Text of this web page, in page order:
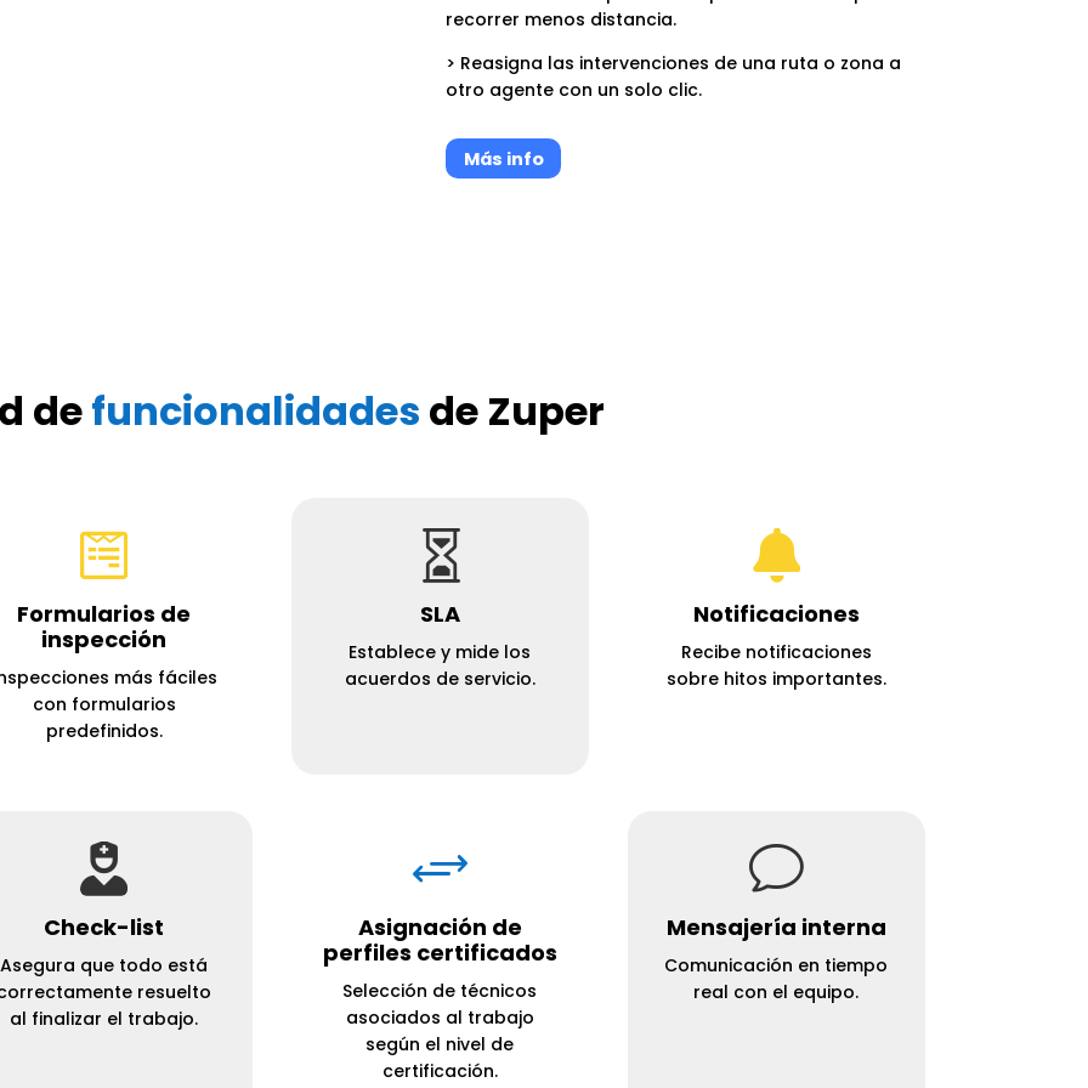
recorrer menos distancia.
> Reasigna las intervenciones de una ruta o zona a
otro agente con un solo clic.
Más info
defuncionalidades de Zuper

Formularios de
inspección
más fáciles
con formularios
predefinidos.

SLA
Establece y mide los
acuerdos de servicio.

Notificaciones
Recibe notificaciones
sobre hitos importantes.

Check-list
Asegura que todo está
resuelto
al finalizar el trabajo.
+
Asignación de
perfiles certificados
Selección de técnicos
asociados al trabajo
según el nivel de
certificación.
v
Mensajería interna
Comunicación en tiempo
real con el equipo.